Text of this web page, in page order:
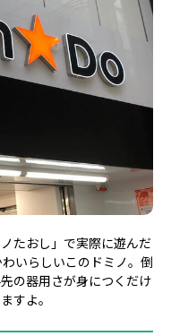
たおし」で実際に遊んだ
いらしいこのドミノ。倒
の器用さが身につくだけ
すよ。